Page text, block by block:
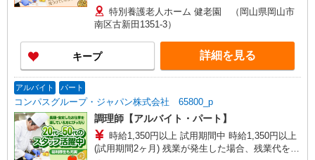
分単位で別途支給します。
特別養護老人ホーム 健老園 （岡山県岡山市
南区古新田1351-3）
キープ 詳細を見る
アルバイト パート
コンパスグループ・ジャパン株式会社 65800_p
調理師【アルバイト・パート】
時給1,350円以上 試用期間中 時給1,350円以上
(試用期間2ヶ月) 残業が発生した場合、残業代を1